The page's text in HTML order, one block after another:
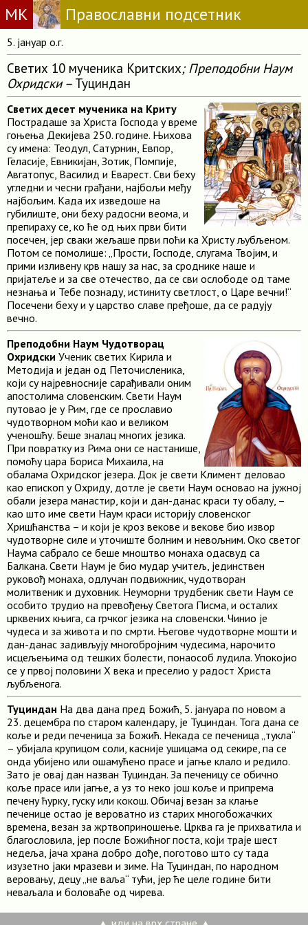
МК Православни подсетник
5. јануар о.г.
Светих 10 мученика Критских; Преподобни Наум
Охридски – Туциндан
Светих десет мученика на Криту
Пострадаше за Христа Господа у време
гоњења Декијева 250. године. Њихова
су имена: Теодул, Сатурнин, Евпор,
Геласије, Евникијан, Зотик, Помпије,
Авгатопус, Василид и Еварест. Сви беху
угледни и чесни грађани, најбољи међу
најбољим. Када их изведоше на
губилиште, они беху радосни веома, и
препираху се, ко ће од њих први бити
посечен, јер сваки жељаше први поћи ка Христу љубљеном.
Потом се помолише: „Прости, Господе, слугама Твојим, и
прими изливену крв нашу за нас, за сроднике наше и
пријатеље и за све отечество, да се сви ослободе од таме
незнања и Тебе познаду, истиниту светлост, о Царе вечни!“
Посечени беху и у царство славе пређоше, да се радују
вечно.
Преподобни Наум Чудотворац
Охридски Ученик светих Кирила и
Методија и један од Петочисленика,
који су најревносније сарађивали оним
апостолима словенским. Свети Наум
путовао је у Рим, где се прославио
чудотворном моћи као и великом
ученошћу. Беше зналац многих језика.
При повратку из Рима они се настанише,
помоћу цара Бориса Михаила, на
обалама Охридског језера. Док је свети Климент деловао
као епископ у Охриду, дотле је свети Наум основао на јужној
обали језера манастир, који и дан-данас краси ту обалу, –
као што име свети Наум краси историју словенског
Хришћанства – и који је кроз векове и векове био извор
чудотворне силе и уточиште болним и невољним. Око светог
Наума сабрало се беше мноштво монаха одасвуд са
Балкана. Свети Наум је био мудар учитељ, јединствен
руковођ монаха, одлучан подвижник, чудотворан
молитвеник и духовник. Неуморни трудбеник свети Наум се
особито трудио на превођењу Светога Писма, и осталих
црквених књига, са грчког језика на словенски. Чинио је
чудеса и за живота и по смрти. Његове чудотворне мошти и
дан-данас задивљују многобројним чудесима, нарочито
исцељењима од тешких болести, понаособ лудила. Упокојио
се у првој половини X века и преселио у радост Христа
љубљенога.
Туциндан На два дана пред Божић, 5. јануара по новом а
23. децембра по старом календару, је Туциндан. Тога дана се
коље и реди печеница за Божић. Некада се печеница „тукла“
– убијала крупицом соли, касније ушицама од секире, па се
онда убијено или ошамућено прасе и јагње клало и редило.
Зато је овај дан назван Туциндан. За печеницу се обично
коље прасе или јагње, а уз то неко још коље и припрема
печену ћурку, гуску или кокош. Обичај везан за клање
печенице остао је вероватно из старих многобожачких
времена, везан за жртвоприношење. Црква га је прихватила и
благословила, јер после Божићног поста, који траје шест
недеља, јача храна добро дође, поготово што су тада
изузетно јаки мразеви и зиме. На Туциндан, по народном
веровању, децу „не ваља“ тући, јер ће целе године бити
неваљала и боловаће од чирева.